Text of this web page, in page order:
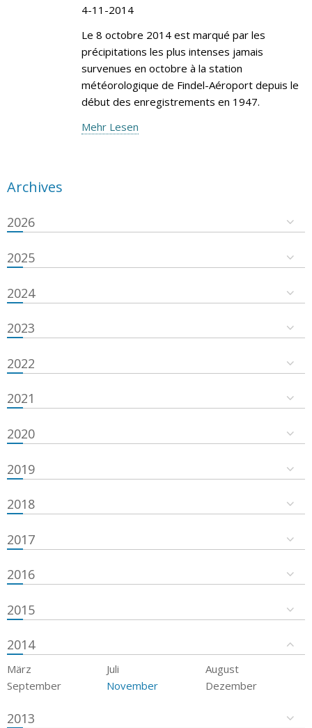
4-11-2014
Le 8 octobre 2014 est marqué par les
précipitations les plus intenses jamais
survenues en octobre à la station
météorologique de Findel-Aéroport depuis le
début des enregistrements en 1947.
Mehr Lesen
Archives
2026
2025
2024
2023
2022
2021
2020
2019
2018
2017
2016
2015
2014
März Juli
August
September
November Dezember
2013